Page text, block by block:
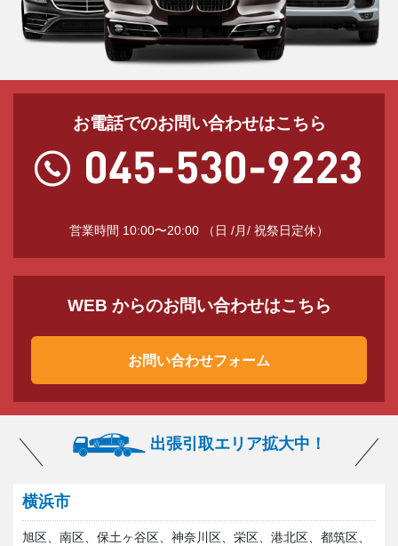
お電話でのお問い合わせはこちら
営業時間 10:00〜20:00 （日 /月/ 祝祭日定休）
WEB からのお問い合わせはこちら
お問い合わせフォーム
出張引取エリア拡大中！
横浜市
旭区、南区、保土ヶ谷区、神奈川区、栄区、港北区、都筑区、